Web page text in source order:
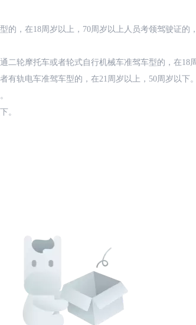
的，在18周岁以上，70周岁以上人员考领驾驶证的
轮摩托车或者轮式自行机械车准驾车型的，在18
轨电车准驾车型的，在21周岁以上，50周岁以下。
。